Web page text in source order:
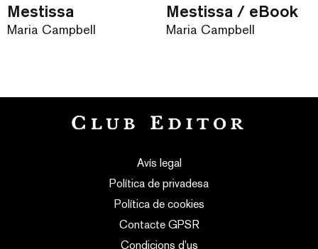
Mestissa
Maria Campbell
Mestissa / eBook
Maria Campbell
Avís legal
Política de privadesa
Política de cookies
Contacte GPSR
Condicions d’us